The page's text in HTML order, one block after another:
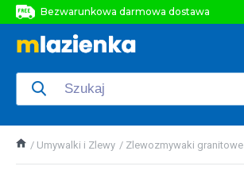
Bezwarunkowa darmowa dostawa
Bezwarunkowa darmowa dostawa
Umywalki i Zlewy Zlewozmywaki granitowe